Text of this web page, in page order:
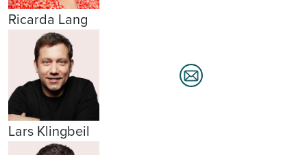
Ricarda Lang
Lars Klingbeil